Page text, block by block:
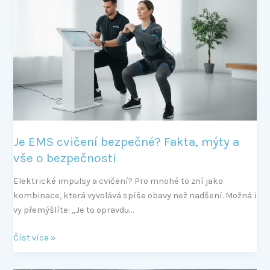
Je EMS cvičení bezpečné? Fakta, mýty a
vše o bezpečnosti
Elektrické impulsy a cvičení? Pro mnohé to zní jako
kombinace, která vyvolává spíše obavy než nadšení. Možná i
vy přemýšlíte: „Je to opravdu…
bezpečné?
mýty
vše
bezpečnosti
Číst více »